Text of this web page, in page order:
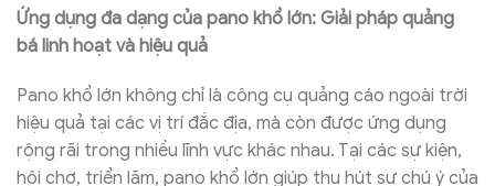
Ứng dụng đa dạng của pano khổ lớn: Giải pháp quảng
bá linh hoạt và hiệu quả
Pano khổ lớn không chỉ là công cụ quảng cáo ngoài trời
hiệu quả tại các vị trí đắc địa, mà còn được ứng dụng
rộng rãi trong nhiều lĩnh vực khác nhau. Tại các sự kiện,
hội chợ, triển lãm, pano khổ lớn giúp thu hút sự chú ý của